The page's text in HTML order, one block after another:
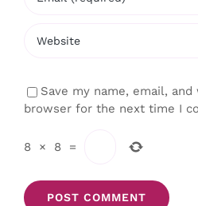
Save my name, email,
browser for the next time I
8 × 8 =